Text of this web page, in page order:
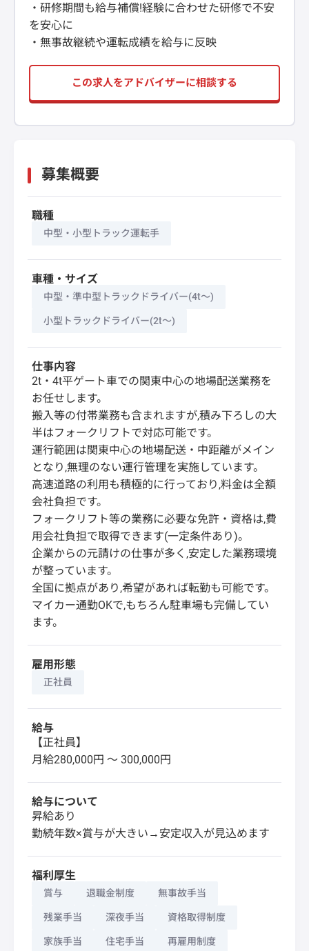
・研修期間も給与補償!経験に合わせた研修で不安
を安心に
・無事故継続や運転成績を給与に反映
この求人をアドバイザーに相談する
募集概要
職種
中型・小型トラック運転手
車種・サイズ
中型・準中型トラックドライバー(4t～)
小型トラックドライバー(2t～)
仕事内容
2t・4t平ゲート車での関東中心の地場配送業務を
お任せします。
搬入等の付帯業務も含まれますが,積み下ろしの大
半はフォークリフトで対応可能です。
運行範囲は関東中心の地場配送・中距離がメイン
となり,無理のない運行管理を実施しています。
高速道路の利用も積極的に行っており,料金は全額
会社負担です。
フォークリフト等の業務に必要な免許・資格は,費
用会社負担で取得できます(一定条件あり)。
企業からの元請けの仕事が多く,安定した業務環境
が整っています。
全国に拠点があり,希望があれば転勤も可能です。
マイカー通勤OKで,もちろん駐車場も完備してい
ます。
雇用形態
正社員
給与
【正社員】
月給280,000円 〜 300,000円
給与について
昇給あり
勤続年数×賞与が大きい→安定収入が見込めます
福利厚生
賞与 退職金制度 無事故手当
残業手当 深夜手当 資格取得制度
家族手当 住宅手当 再雇用制度